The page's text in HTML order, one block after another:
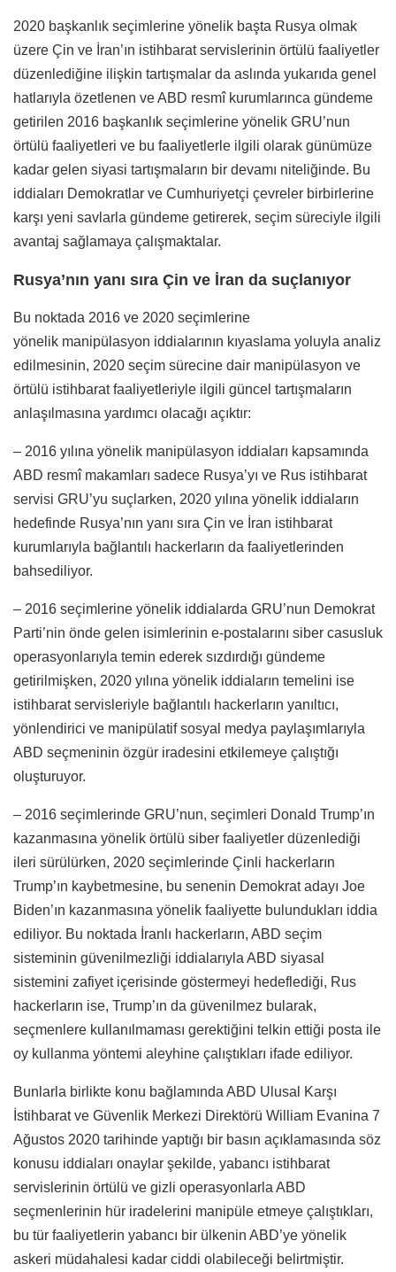
2020 başkanlık seçimlerine yönelik başta Rusya olmak
üzere Çin ve İran’ın istihbarat servislerinin örtülü faaliyetler
düzenlediğine ilişkin tartışmalar da aslında yukarıda genel
hatlarıyla özetlenen ve ABD resmî kurumlarınca gündeme
getirilen 2016 başkanlık seçimlerine yönelik GRU’nun
örtülü faaliyetleri ve bu faaliyetlerle ilgili olarak günümüze
kadar gelen siyasi tartışmaların bir devamı niteliğinde. Bu
iddiaları Demokratlar ve Cumhuriyetçi çevreler birbirlerine
karşı yeni savlarla gündeme getirerek, seçim süreciyle ilgili
avantaj sağlamaya çalışmaktalar.
Rusya’nın yanı sıra Çin ve İran da suçlanıyor
Bu noktada 2016 ve 2020 seçimlerine
yönelik manipülasyon iddialarının kıyaslama yoluyla analiz
edilmesinin, 2020 seçim sürecine dair manipülasyon ve
örtülü istihbarat faaliyetleriyle ilgili güncel tartışmaların
anlaşılmasına yardımcı olacağı açıktır:
– 2016 yılına yönelik manipülasyon iddiaları kapsamında
ABD resmî makamları sadece Rusya’yı ve Rus istihbarat
servisi GRU’yu suçlarken, 2020 yılına yönelik iddiaların
hedefinde Rusya’nın yanı sıra Çin ve İran istihbarat
kurumlarıyla bağlantılı hackerların da faaliyetlerinden
bahsediliyor.
– 2016 seçimlerine yönelik iddialarda GRU’nun Demokrat
Parti’nin önde gelen isimlerinin e-postalarını siber casusluk
operasyonlarıyla temin ederek sızdırdığı gündeme
getirilmişken, 2020 yılına yönelik iddiaların temelini ise
istihbarat servisleriyle bağlantılı hackerların yanıltıcı,
yönlendirici ve manipülatif sosyal medya paylaşımlarıyla
ABD seçmeninin özgür iradesini etkilemeye çalıştığı
oluşturuyor.
– 2016 seçimlerinde GRU’nun, seçimleri Donald Trump’ın
kazanmasına yönelik örtülü siber faaliyetler düzenlediği
ileri sürülürken, 2020 seçimlerinde Çinli hackerların
Trump’ın kaybetmesine, bu senenin Demokrat adayı Joe
Biden’ın kazanmasına yönelik faaliyette bulundukları iddia
ediliyor. Bu noktada İranlı hackerların, ABD seçim
sisteminin güvenilmezliği iddialarıyla ABD siyasal
sistemini zafiyet içerisinde göstermeyi hedeflediği, Rus
hackerların ise, Trump’ın da güvenilmez bularak,
seçmenlere kullanılmaması gerektiğini telkin ettiği posta ile
oy kullanma yöntemi aleyhine çalıştıkları ifade ediliyor.
Bunlarla birlikte konu bağlamında ABD Ulusal Karşı
İstihbarat ve Güvenlik Merkezi Direktörü William Evanina 7
Ağustos 2020 tarihinde yaptığı bir basın açıklamasında söz
konusu iddiaları onaylar şekilde, yabancı istihbarat
servislerinin örtülü ve gizli operasyonlarla ABD
seçmenlerinin hür iradelerini manipüle etmeye çalıştıkları,
bu tür faaliyetlerin yabancı bir ülkenin ABD’ye yönelik
askeri müdahalesi kadar ciddi olabileceği belirtmiştir.